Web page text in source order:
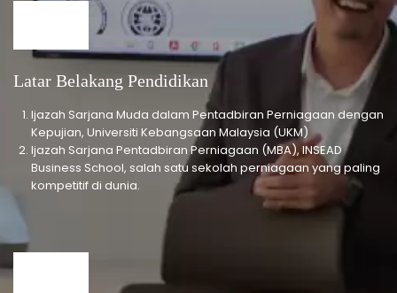
Latar Belakang Pendidikan
Ijazah Sarjana Muda dalam Pentadbiran Perniagaan dengan
Kepujian, Universiti Kebangsaan Malaysia (UKM)
Ijazah Sarjana Pentadbiran Perniagaan (MBA), INSEAD
Business School, salah satu sekolah perniagaan yang paling
kompetitif di dunia.